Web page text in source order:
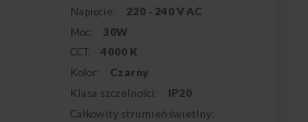
Napięcie:
220 - 240 V AC
Moc:
30W
CCT:
4000 K
Kolor:
Czarny
Klasa szczelności:
IP20
Całkowity strumień świetlny: